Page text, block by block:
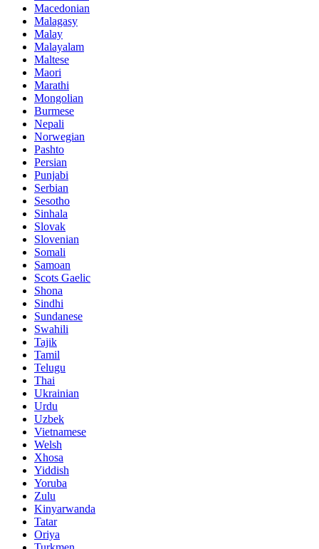
Macedonian
Malagasy
Malay
Malayalam
Maltese
Maori
Marathi
Mongolian
Burmese
Nepali
Norwegian
Pashto
Persian
Punjabi
Serbian
Sesotho
Sinhala
Slovak
Slovenian
Somali
Samoan
Scots Gaelic
Shona
Sindhi
Sundanese
Swahili
Tajik
Tamil
Telugu
Thai
Ukrainian
Urdu
Uzbek
Vietnamese
Welsh
Xhosa
Yiddish
Yoruba
Zulu
Kinyarwanda
Tatar
Oriya